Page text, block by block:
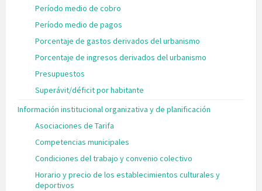
Período medio de cobro
Período medio de pagos
Porcentaje de gastos derivados del urbanismo
Porcentaje de ingresos derivados del urbanismo
Presupuestos
Superávit/déficit por habitante
Información institucional organizativa y de planificación
Asociaciones de Tarifa
Competencias municipales
Condiciones del trabajo y convenio colectivo
Horario y precio de los establecimientos culturales y
deportivos